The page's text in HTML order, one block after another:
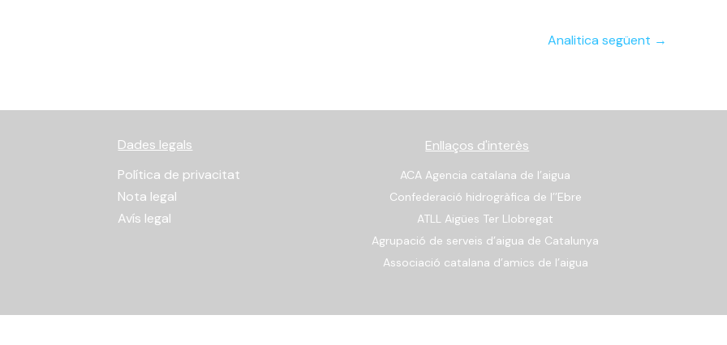
Analitica següent →
Dades legals
Política de privacitat
Nota legal
Avís legal
Enllaços d'interès
ACA Agencia catalana de l’aigua
Confederació hidrogràfica de l’’Ebre
ATLL Aigües Ter Llobregat
Agrupació de serveis d’aigua de Catalunya
Associació catalana d’amics de l’aigua